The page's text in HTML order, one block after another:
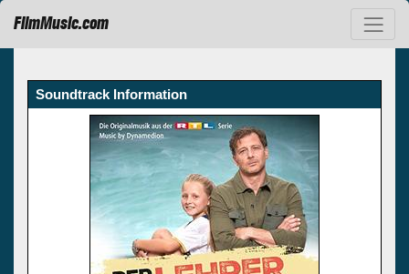
FilmMusic.com
Soundtrack Information